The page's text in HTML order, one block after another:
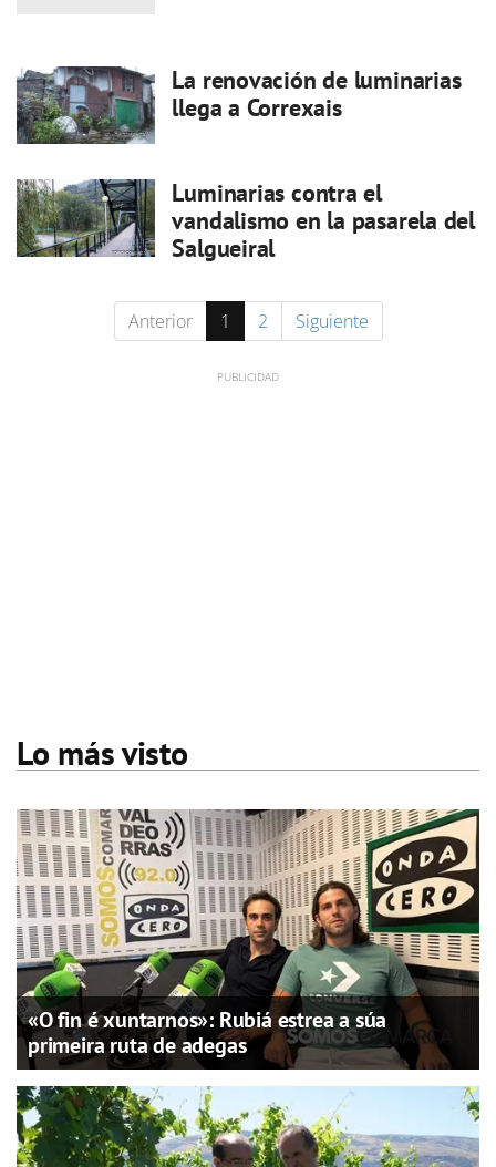
La renovación de luminarias
llega a Correxais
Luminarias contra el
vandalismo en la pasarela del
Salgueiral
Anterior 1 2 Siguiente
Lo más visto
«O fin é xuntarnos»: Rubiá estrea a súa
primeira ruta de adegas